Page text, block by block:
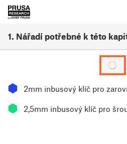
1. Nářadí potřebné k této
⬢ 2mm inbusový klíč pro
⬢ 2,5mm inbusový klíč pro